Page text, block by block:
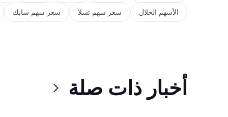
الأسهم الحلال سعر سهم تسلا سعر سهم سابك
أخبار ذات صلة